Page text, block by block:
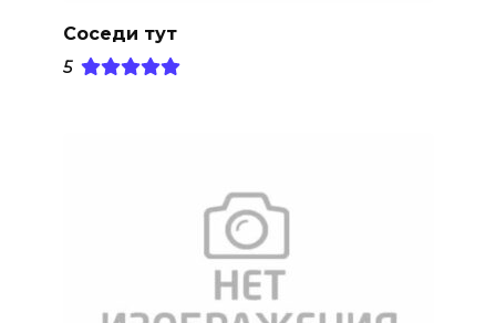
Соседи тут
5